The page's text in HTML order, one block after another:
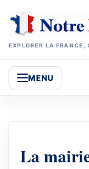
EXPLORER LA FRANCE,
MENU
La